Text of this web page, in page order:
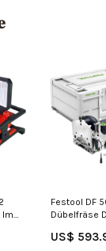
lm
Festool DF
Dübelfräse
) C - B-Ware
US$